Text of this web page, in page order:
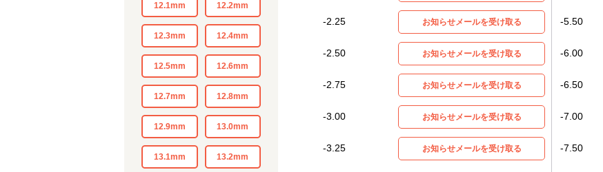
12.1mm 12.2mm
12.3mm 12.4mm
12.5mm 12.6mm
12.7mm 12.8mm
12.9mm 13.0mm
13.1mm 13.2mm
-2.25 お知らせメールを受け取る
-2.50 お知らせメールを受け取る
-2.75 お知らせメールを受け取る
-3.00 お知らせメールを受け取る
-3.25 お知らせメールを受け取る
-5.50
-6.00
-6.50
-7.00
-7.50